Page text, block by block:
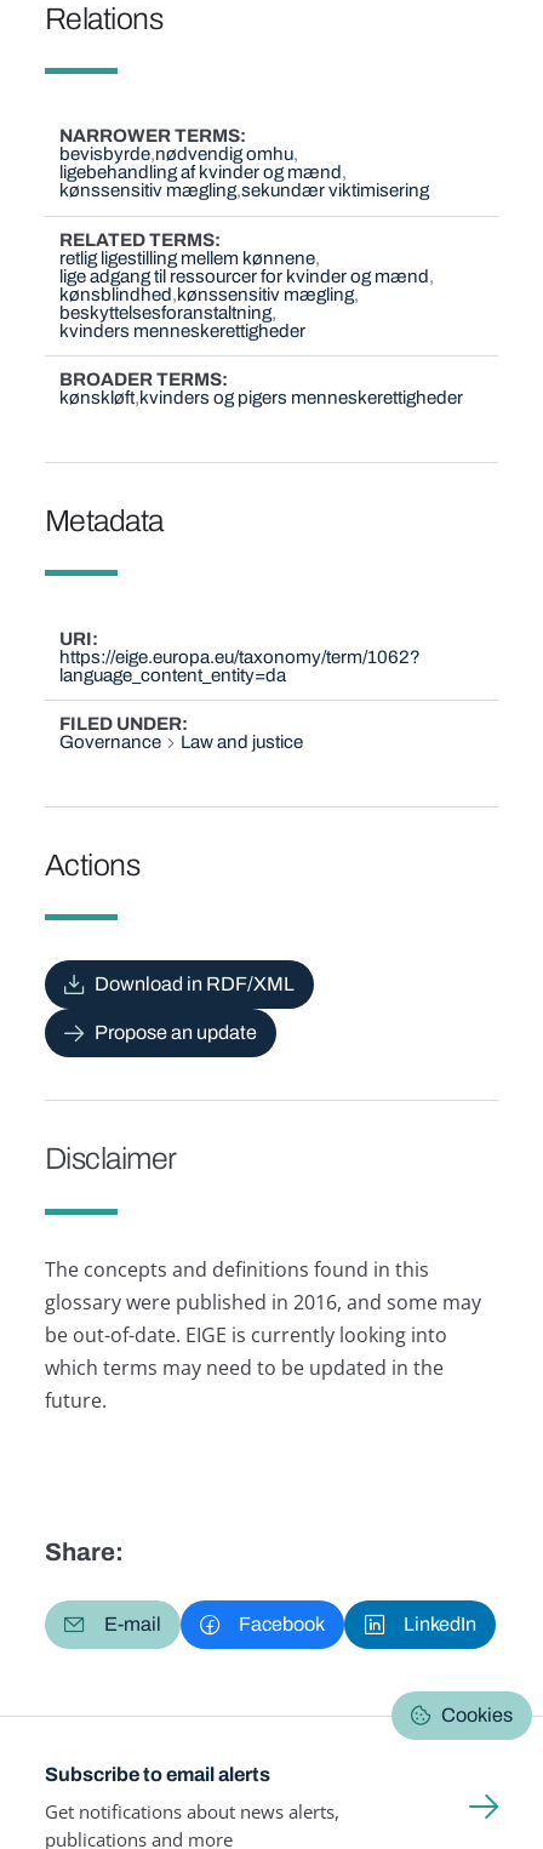
Relations
NARROWER TERMS
bevisbyrde nødvendig omhu
ligebehandling af kvinder og mænd
kønssensitiv mægling sekundær viktimisering
RELATED TERMS
retlig ligestilling mellem kønnene
lige adgang til ressourcer for kvinder og mænd
kønsblindhed kønssensitiv mægling
beskyttelsesforanstaltning
kvinders menneskerettigheder
BROADER TERMS
kønskløft kvinders og pigers menneskerettigheder
Metadata
URI
https://eige.europa.eu/taxonomy/term/1062?
language_content_entity=da
FILED UNDER
Governance
Law and justice
Actions
Download in RDF/XML
Propose an update
Disclaimer
The concepts and definitions found in this
glossary were published in 2016, and some may
be out-of-date. EIGE is currently looking into
which terms may need to be updated in the
future.
Share:
E-mail Facebook LinkedIn
Cookies
Subscribe to email alerts
Get notifications about news alerts,
publications and more